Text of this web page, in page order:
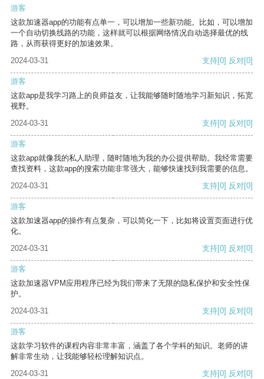
游客
这款加速器app的功能有点单一，可以增加一些新功能。比如，可以增加
一个自动切换线路的功能，这样就可以根据网络情况自动选择最优的线
路，从而获得更好的加速效果。
2024-03-31
支持[0] 反对[0]
游客
这款app是我学习路上的良师益友，让我能够随时随地学习新知识，拓宽
视野。
2024-03-31
支持[0] 反对[0]
游客
这款app就像我的私人助理，随时随地为我的办公提供帮助。我经常需要
查找资料，这款app的搜索功能非常强大，能够快速找到我需要的信息。
2024-03-31
支持[0] 反对[0]
游客
这款加速器app的操作有点复杂，可以简化一下，比如将设置页面进行优
化。
2024-03-31
支持[0] 反对[0]
游客
这款加速器VPM应用程序已经为我们带来了无限的隐私保护和安全性保
护。
2024-03-31
支持[0] 反对[0]
游客
这款学习软件的课程内容非常丰富，涵盖了各个学科的知识。老师的讲
解非常生动，让我能够轻松理解知识点。
2024-03-31
支持[0] 反对[0]